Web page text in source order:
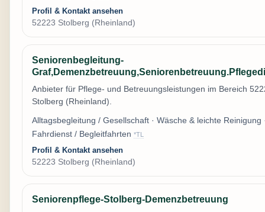
Profil & Kontakt ansehen
52223 Stolberg (Rheinland)
Seniorenbegleitung-
Anbieter für Pflege- und Betreuungsleistungen im Bereich
Stolberg (Rheinland).
Alltagsbegleitung / Gesellschaft · Wäsche & leichte Reinigung
Fahrdienst / Begleitfahrten *TL
Profil & Kontakt ansehen
52223 Stolberg (Rheinland)
Seniorenpflege-Stolberg-Demenzbetreuung